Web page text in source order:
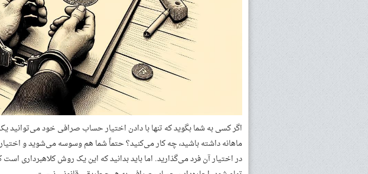
ماهانه داشته باشید، چه کار می‌کنید؟ حتماً شما هم وسوسه می‌شوید و
در اختیار آن فرد می‌گذارید. اما باید بدانید که این یک روش کلاهبرداری